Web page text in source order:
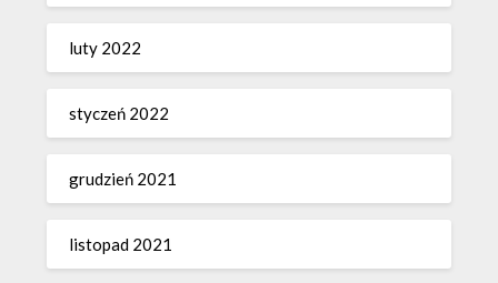
luty 2022
styczeń 2022
grudzień 2021
listopad 2021